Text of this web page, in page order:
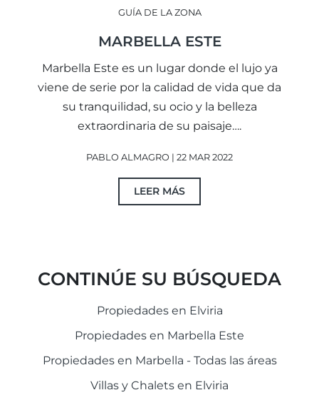
GUÍA DE LA ZONA
MARBELLA ESTE
Marbella Este es un lugar donde el lujo ya
viene de serie por la calidad de vida que da
su tranquilidad, su ocio y la belleza
extraordinaria de su paisaje….
PABLO ALMAGRO | 22 MAR 2022
LEER MÁS
CONTINÚE SU BÚSQUEDA
Propiedades en Elviria
Propiedades en Marbella Este
Propiedades en Marbella - Todas las áreas
Villas y Chalets en Elviria